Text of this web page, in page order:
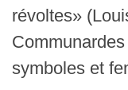
révoltes»
symboles et